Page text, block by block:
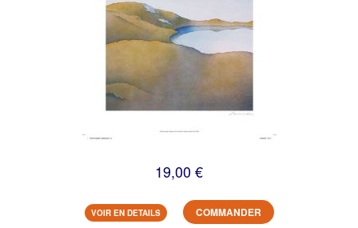
19,00 €
VOIR EN DETAILS COMMANDER